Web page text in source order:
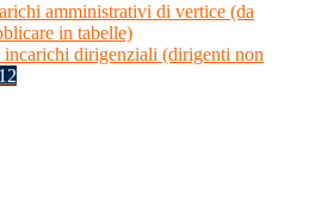
amministrativi di vertice (da
in tabelle)
dirigenziali (dirigenti non
12